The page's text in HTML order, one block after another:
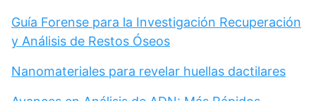
Guía Forense para la Investigación Recuperación
y Análisis de Restos Óseos
Nanomateriales para revelar huellas dactilares